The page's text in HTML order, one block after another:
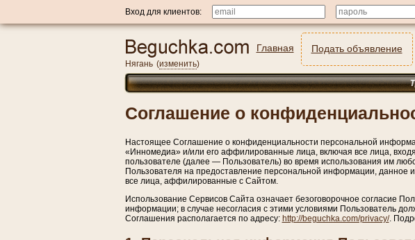
Вход для клиентов:
Нягань (изменить)
Главная Подать объявление
Соглашение о
Настоящее Соглашение о конфиденциальности персональной
«Инномедиа» и/или его аффилированные лица, включая все лица,
пользователе (далее — Пользователь) во время использования им
Пользователя на предоставление персональной информации,
все лица, аффилированные с Сайтом.
Использование Сервисов Сайта означает безоговорочное согласие
информации; в случае несогласия с этими условиями Пользователь
Соглашения располагается по адресу: http://beguchka.com/privacy/.